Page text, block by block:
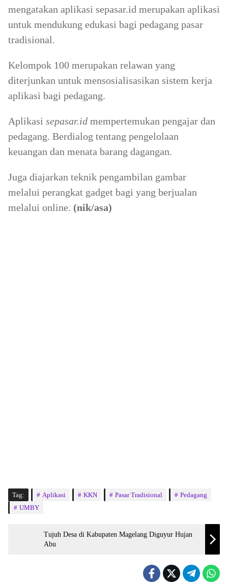
mengatakan aplikasi sepasar.id merupakan aplikasi
untuk mendukung edukasi bagi pedagang pasar
tradisional.
Kelompok 100 merupakan relawan yang
diterjunkan untuk mensosialisasikan sistem kerja
aplikasi bagi pedagang.
Aplikasi sepasar.id mempertemukan pengajar dan
pedagang. Berdialog tentang pengelolaan
keuangan dan menata barang dagangan.
Juga diajarkan teknik pengambilan gambar
melalui perangkat gadget bagi yang berjualan
melalui online. (nik/asa)
Tag: Aplikasi KKN Pasar Tradisional
Pedagang
UMBY
Tujuh Desa di Kabupaten Magelang Diguyur Hujan
Abu